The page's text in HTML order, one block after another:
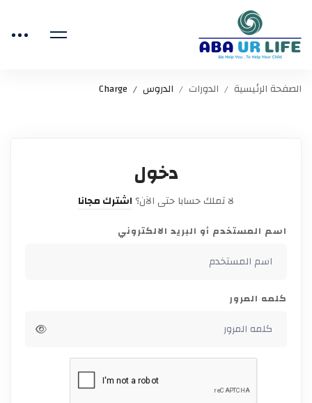
الصفحة الرئيسية الدورات الدروس Charge
دخول
لا تملك حسابا حتى الآن؟ اشترك مجانا
اسم المستخدم أو البريد الالكتروني
كلمه المرور